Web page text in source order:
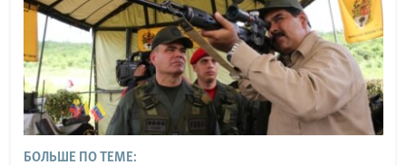
БОЛЬШЕ ПО ТЕМЕ: